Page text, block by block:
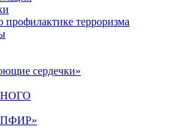
терроризма
сердечки»